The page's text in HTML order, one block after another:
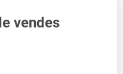
vendes